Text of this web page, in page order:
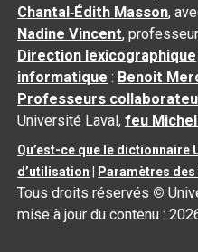
Chantal‑Édith Masson,
Nadine Vincent,
Direction lexicographique
informatique : Benoit
Professeurs
Université Laval,feu
Qu’est-ce que le dictionnaire
d’utilisation
Paramètres
Tous droits réservés ©
mise à jour du contenu :